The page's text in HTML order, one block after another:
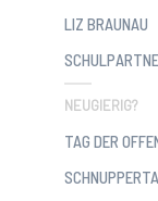
LIZ BRAUNAU
NEUGIERIG?
TAG DER